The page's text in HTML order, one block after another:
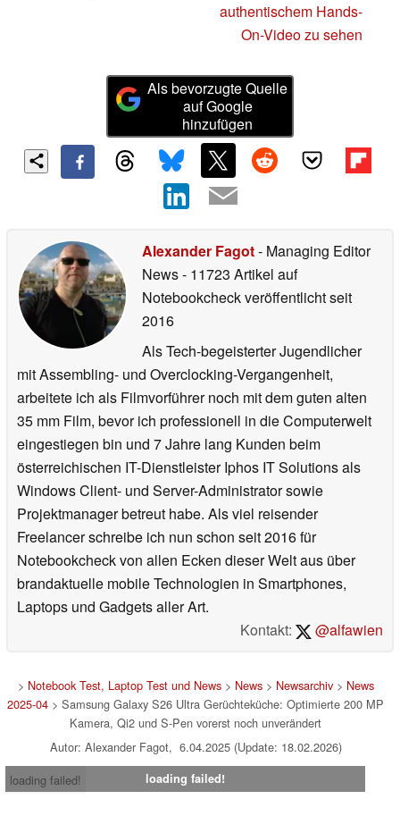
authentischem Hands-
On-Video zu sehen
Als bevorzugte Quelle
auf Google
hinzufügen
Alexander Fagot- Managing Editor
News- 11723 Artikel auf
Notebookcheck veröffentlichtseit
2016
Als Tech-begeisterter Jugendlicher
mit Assembling- und Overclocking-Vergangenheit,
arbeitete ich als Filmvorführer noch mit dem guten alten
35 mm Film, bevor ich professionell in die Computerwelt
eingestiegen bin und 7 Jahre lang Kunden beim
österreichischen IT-Dienstleister Iphos IT Solutions als
Windows Client- und Server-Administrator sowie
Projektmanager betreut habe. Als viel reisender
Freelancer schreibe ich nun schon seit 2016 für
Notebookcheck von allen Ecken dieser Welt aus über
brandaktuelle mobile Technologien in Smartphones,
Laptops und Gadgets aller Art.
Kontakt:
@alfawien
> Notebook Test, Laptop Test und News> News> Newsarchiv> News
2025-04 > Samsung Galaxy S26 Ultra Gerüchteküche: Optimierte 200 MP
Kamera, Qi2 und S-Pen vorerst noch unverändert
Autor: Alexander Fagot, 6.04.2025 (Update: 18.02.2026)
loading failed!
loading failed!